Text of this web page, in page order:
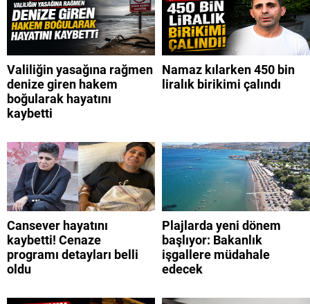
Valiliğin yasağına rağmen
denize giren hakem
boğularak hayatını
kaybetti
Namaz kılarken 450 bin
liralık birikimi çalındı
Cansever hayatını
kaybetti! Cenaze
programı detayları belli
oldu
Plajlarda yeni dönem
başlıyor: Bakanlık
işgallere müdahale
edecek